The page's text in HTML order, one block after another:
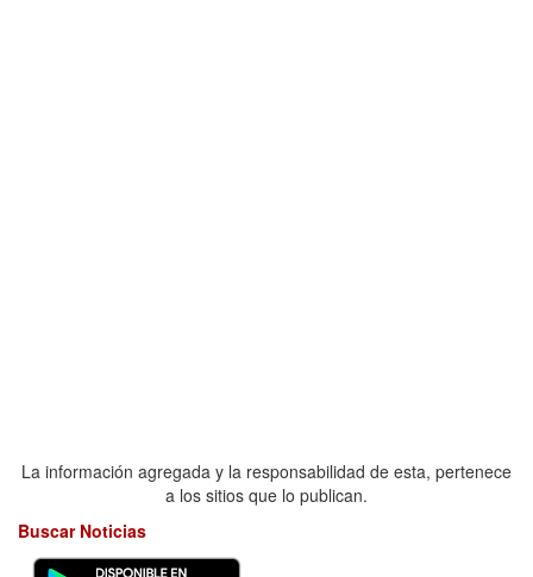
La información agregada y la responsabilidad de esta, pertenece
a los sitios que lo publican.
Buscar Noticias